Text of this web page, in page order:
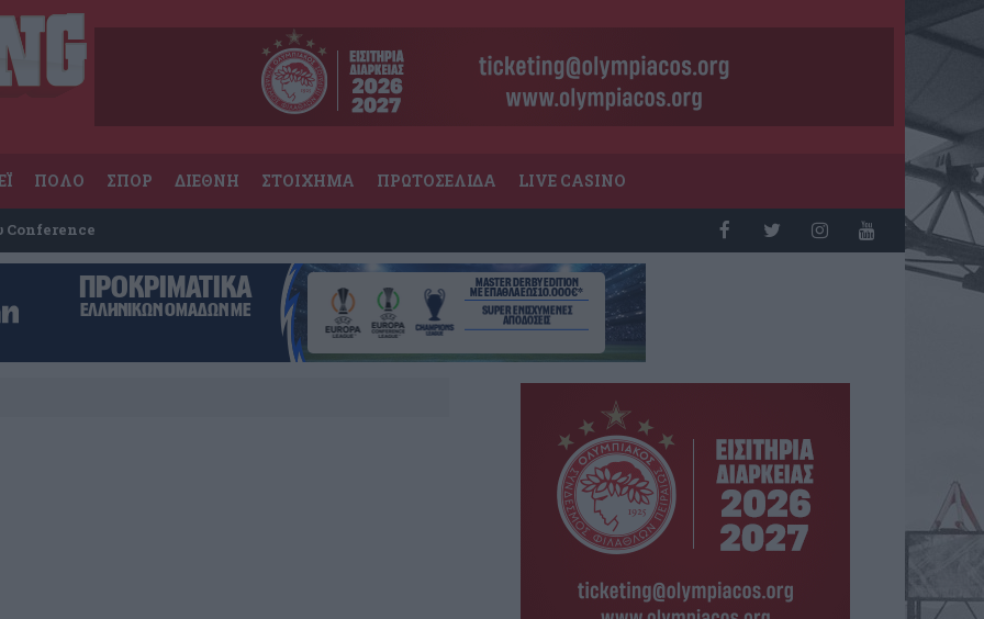
ΠΟΛΟ ΣΠΟΡ ΔΙΕΘΝΗ ΣΤΟΙΧΗΜΑ ΠΡΩΤΟΣΕΛΙΔΑ LIVE CASINO
Conference